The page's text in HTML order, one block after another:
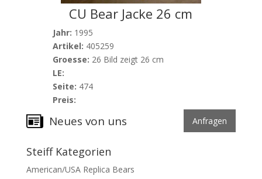
CU Bear Jacke 26 cm
Jahr: 1995
Artikel: 405259
Groesse: 26 Bild zeigt 26 cm
LE:
Seite: 474
Preis:
Anfragen
Neues von uns
Steiff Kategorien
American/USA Replica Bears